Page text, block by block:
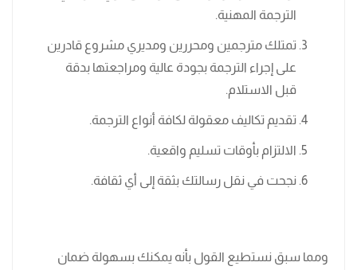
الترجمة المهنية.
تمتلك مترجمين ومحررين ومديري مشروع قادرين
على إجراء الترجمة بجودة عالية ومراجعتها بدقة
قبل الاستلام.
تقديم تكاليف معقولة لكافة أنواع الترجمة.
الالتزام بأوقات تسليم واقعية.
نجحت في نقل رسالتك بثقة إلى أي ثقافة.
ومما سبق نستطيع القول بأنه يمكنك بسهولة ضمان